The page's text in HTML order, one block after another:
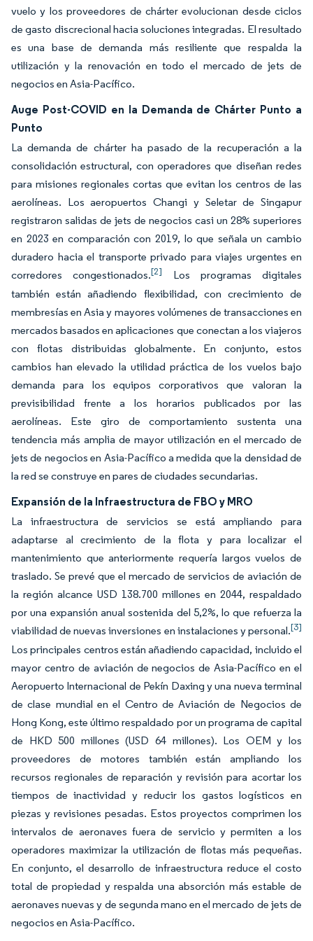
vuelo y los proveedores de chárter evolucionan desde ciclos
de gasto discrecional hacia soluciones integradas. El resultado
es una base de demanda más resiliente que respalda la
utilización y la renovación en todo el mercado de jets de
negocios en Asia-Pacífico.
Auge Post-COVID en la Demanda de Chárter Punto a
Punto
La demanda de chárter ha pasado de la recuperación a la
consolidación estructural, con operadores que diseñan redes
para misiones regionales cortas que evitan los centros de las
aerolíneas. Los aeropuertos Changi y Seletar de Singapur
registraron salidas de jets de negocios casi un 28% superiores
en 2023 en comparación con 2019, lo que señala un cambio
duradero hacia el transporte privado para viajes urgentes en
corredores congestionados.[2]
Los programas digitales
también están añadiendo flexibilidad, con crecimiento de
membresías en Asia y mayores volúmenes de transacciones en
mercados basados en aplicaciones que conectan a los viajeros
con flotas distribuidas globalmente. En conjunto, estos
cambios han elevado la utilidad práctica de los vuelos bajo
demanda para los equipos corporativos que valoran la
previsibilidad frente a los horarios publicados por las
aerolíneas. Este giro de comportamiento sustenta una
tendencia más amplia de mayor utilización en el mercado de
jets de negocios en Asia-Pacífico a medida que la densidad de
la red se construye en pares de ciudades secundarias.
Expansión de la Infraestructura de FBO y MRO
La infraestructura de servicios se está ampliando para
adaptarse al crecimiento de la flota y para localizar el
mantenimiento que anteriormente requería largos vuelos de
traslado. Se prevé que el mercado de servicios de aviación de
la región alcance USD 138.700 millones en 2044, respaldado
por una expansión anual sostenida del 5,2%, lo que refuerza la
viabilidad de nuevas inversiones en instalaciones y personal.[3]
Los principales centros están añadiendo capacidad, incluido el
mayor centro de aviación de negocios de Asia-Pacífico en el
Aeropuerto Internacional de Pekín Daxing y una nueva terminal
de clase mundial en el Centro de Aviación de Negocios de
Hong Kong, este último respaldado por un programa de capital
de HKD 500 millones (USD 64 millones). Los OEM y los
proveedores de motores también están ampliando los
recursos regionales de reparación y revisión para acortar los
tiempos de inactividad y reducir los gastos logísticos en
piezas y revisiones pesadas. Estos proyectos comprimen los
intervalos de aeronaves fuera de servicio y permiten a los
operadores maximizar la utilización de flotas más pequeñas.
En conjunto, el desarrollo de infraestructura reduce el costo
total de propiedad y respalda una absorción más estable de
aeronaves nuevas y de segunda mano en el mercado de jets de
negocios en Asia-Pacífico.